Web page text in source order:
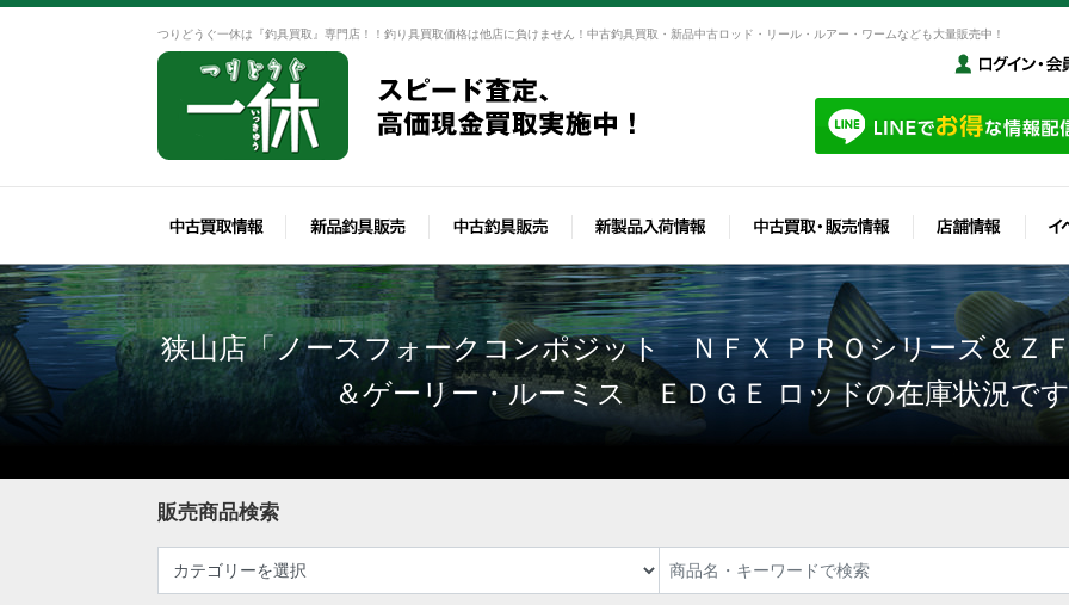
つりどうぐ一休は『釣具買取』専門店！！釣り具買取価格は他店に負けません！中古釣具買取・新品中古ロッド・リール・ルアー・ワームなども大量販売中！
狭山店「ノースフォークコンポジット ＮＦＸ ＰＲＯシリーズ＆Ｚ
＆ゲーリー・ルーミス ＥＤＧＥ ロッドの在庫状況で
販売商品検索